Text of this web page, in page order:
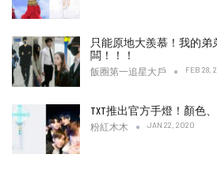
只能原地大羨慕！我的
闆！！！
飯圈第一追星大戶 FEB 28,
TXT推出官方手燈！顏色
粉紅木木 JAN 22, 2020